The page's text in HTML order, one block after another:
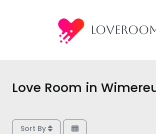
Love Room in
Sort By